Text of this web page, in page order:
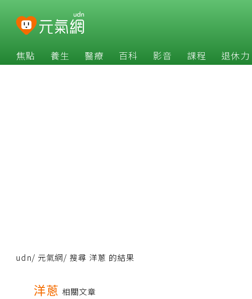
焦點 養生 醫療 百科 影音 課程 退休力
udn/ 元氣網/ 搜尋 洋蔥 的結果
洋蔥 相關文章